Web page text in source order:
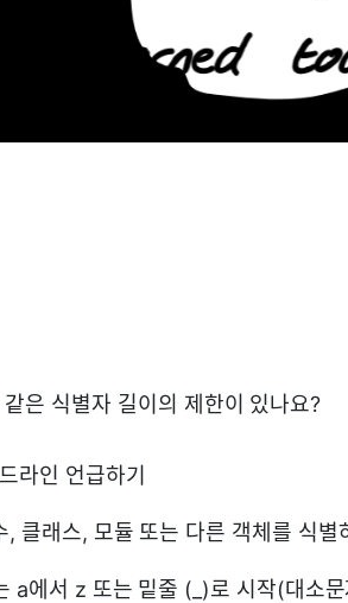
은 식별자 길이의 제한이 있나요?
라인 언급하기
, 클래스, 모듈 또는 다른 객체를 식별
a에서 z 또는 밑줄 (_)로 시작(대소